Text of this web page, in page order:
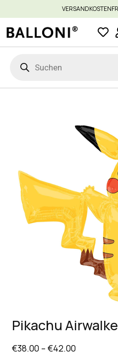
Pikachu
€38.00 – €42.00